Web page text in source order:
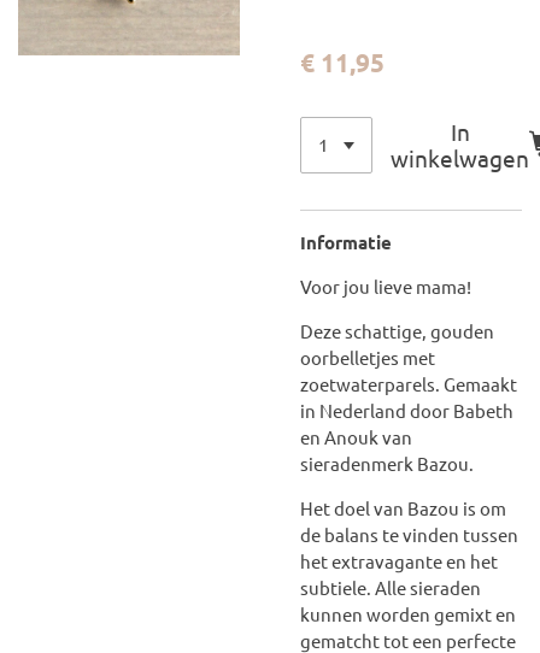
€ 11,95
In
winkelwagen
Informatie
Voor jou lieve mama!
Deze schattige, gouden
oorbelletjes met
zoetwaterparels. Gemaakt
in Nederland door Babeth
en Anouk van
sieradenmerk Bazou.
Het doel van Bazou is om
de balans te vinden tussen
het extravagante en het
subtiele. Alle sieraden
kunnen worden gemixt en
gematcht tot een perfecte